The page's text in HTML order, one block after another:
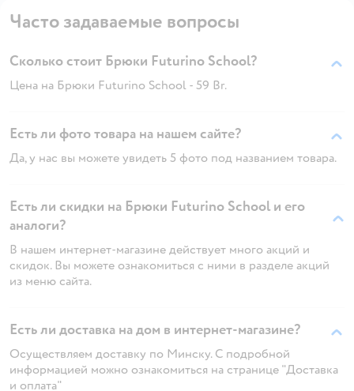
Часто задаваемые вопросы
Сколько стоит Брюки Futurino School?
Цена на Брюки Futurino School - 59 Br.
Есть ли фото товара на нашем сайте?
Да, у нас вы можете увидеть 5 фото под названием товара.
Есть ли скидки на Брюки Futurino School и его
аналоги?
В нашем интернет-магазине действует много акций и
скидок. Вы можете ознакомиться с ними в разделе акций
из меню сайта.
Есть ли доставка на дом в интернет-магазине?
Осуществляем доставку по Минску. С подробной
информацией можно ознакомиться на странице "Доставка
и оплата"